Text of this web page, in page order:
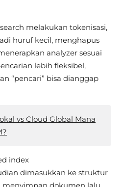
melakukan tokenisasi,
huruf kecil, menghapus
analyzer sesuai
lebih fleksibel,
“pencari” bisa dianggap
vs Cloud Global Mana
index
dimasukkan ke struktur